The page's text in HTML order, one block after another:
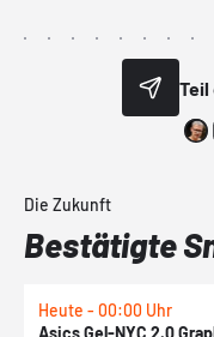
Die Zukunft
Bestätigte
Heute - 00:00 Uhr